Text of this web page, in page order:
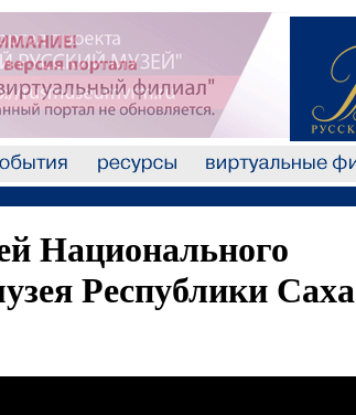
Национального
Республики Саха